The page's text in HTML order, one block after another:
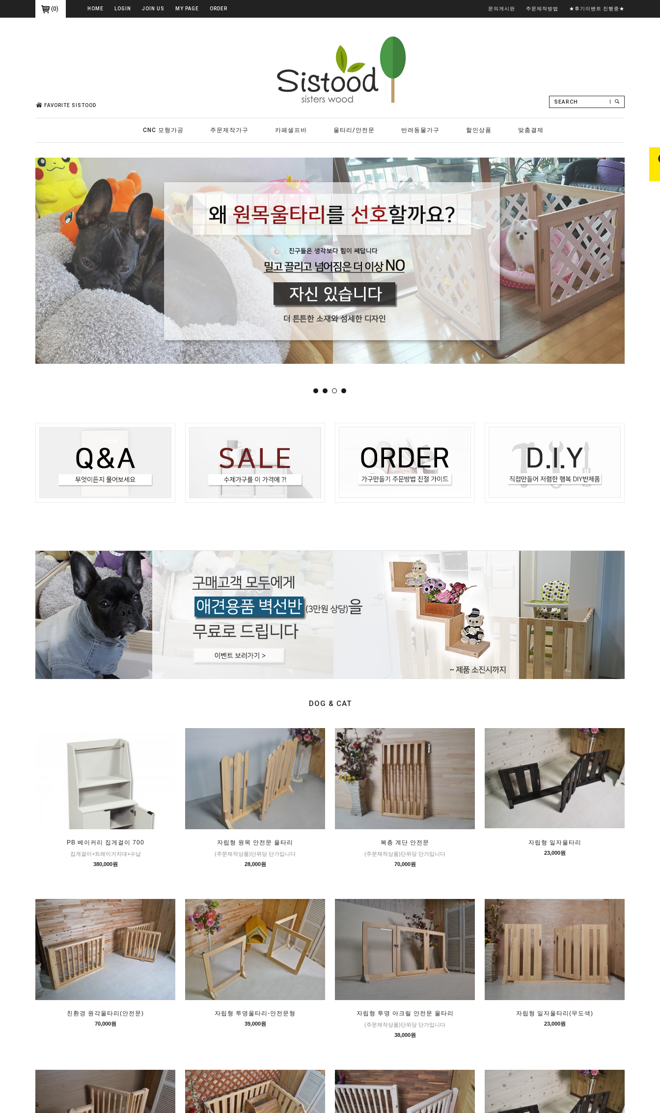
(0) HOME LOGIN JOIN US MY PAGE ORDER 문의게시판 주문제작방법 ★후기이벤트 진행중★
FAVORITE SISTOOD
SEARCH
CNC 모형가공 주문제작가구 카페셀프바 울타리/안전문 반려동물가구 할인상품 맞춤결제
DOG & CAT
PB 베이커리 집게걸이 700
집게걸이+트레이거치대+수납
380,000원
자립형 원목 안전문 울타리
(주문제작상품)단위당 단가입니다
28,000원
복층 계단 안전문
(주문제작상품)단위당 단가입니다
70,000원
자립형 일자울타리
23,000원
친환경 원각울타리(안전문)
70,000원
자립형 투명울타리-안전문형
39,000원
자립형 투명 아크릴 안전문 울타리
(주문제작상품)단위당 단가입니다
38,000원
자립형 일자울타리(무도색)
23,000원